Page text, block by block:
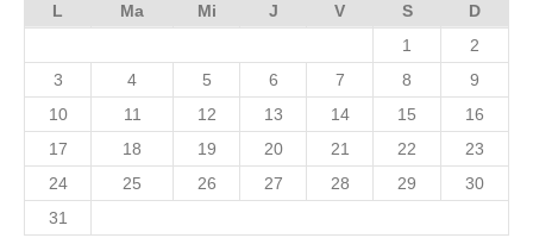
L
Ma Mi J V S
D
1
2
3
4 5 6 7 8
9
10
11 12 13 14 15
16
17
18 19 20 21 22
23
24
25 26 27 28 29
30
31